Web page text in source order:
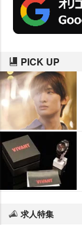
PICK UP
求人特集